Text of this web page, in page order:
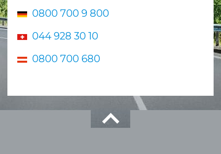
0800 700 9 800
044 928 30 10
0800 700 680